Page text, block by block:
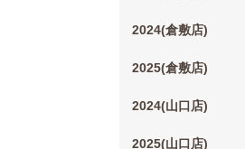
2024(倉敷店)
2025(倉敷店)
2024(山口店)
2025(山口店)